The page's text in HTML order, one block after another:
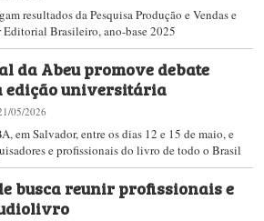
resultados da Pesquisa Produção e Vendas e
Brasileiro, ano-base 2025
da Abeu promove debate
edição universitária
05/2026
em Salvador, entre os dias 12 e 15 de maio, e
e profissionais do livro de todo o Brasil
busca reunir profissionais e